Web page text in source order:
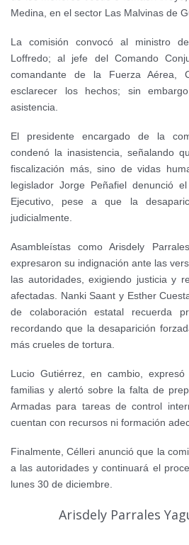
Medina, en el sector Las Malvinas de
La comisión convocó al ministro
Loffredo; al jefe del Comando
comandante de la Fuerza Aérea,
esclarecer los hechos; sin
asistencia.
El presidente encargado de la
condenó la inasistencia, señalando
fiscalización más, sino de vidas
legislador Jorge Peñafiel denunció
Ejecutivo, pese a que la
judicialmente.
Asambleístas como Arisdely
expresaron su indignación ante las
las autoridades, exigiendo justicia y
afectadas. Nanki Saant y Esther
de colaboración estatal recuerda
recordando que la desaparición
más crueles de tortura.
Lucio Gutiérrez, en cambio,
familias y alertó sobre la falta de
Armadas para tareas de control
cuentan con recursos ni formación
Finalmente, Célleri anunció que la
a las autoridades y continuará el
lunes 30 de diciembre.
Arisdely Parrales